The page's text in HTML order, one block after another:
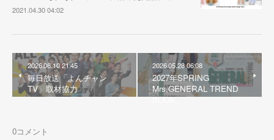
2021.04.30 04:02
2026.06.10 21:45
毎日放送「よんチャン
TV」取材協力
2026.05.28 06:08
2027年SPRING
Mrs,GENERAL TREND
BOOK
0コメント